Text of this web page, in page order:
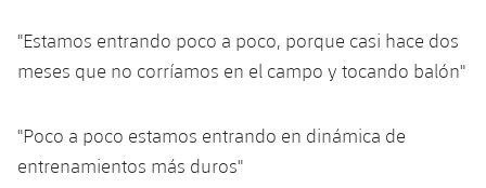
Clasificaciones
Actualidad
Calendario
Voleibol
plusicon
más
Noticias
Apúntate a las amateurs
plusicon
más
"Estamos entrando poco a poco, porque casi hace dos
meses que no corríamos en el campo y tocando balón"
"Poco a poco estamos entrando en dinámica de
entrenamientos más duros"